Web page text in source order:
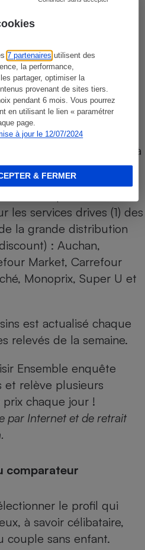
7 partenaires utilisent des
la performance,
partager, optimiser la
provenant de sites tiers.
pendant 6 mois. Vous pourrez
en utilisant le lien « paramétrer
page.
à jour le 12/07/2024
& FERMER
géolocalisés
sur l’ensemble
Les produits de
(MDD) sont comparés à
concurrents.
tous les produits sont
les services drives (1) des
la grande distribution
: Auchan,
Market, Carrefour
Monoprix, Super U et
est actualisé chaque
relevés de la semaine.
Ensemble enquête
et relève plusieurs
chaque jour !
par Internet et de retrait
comparateur
le profil qui
à savoir célibataire,
couple sans enfant.